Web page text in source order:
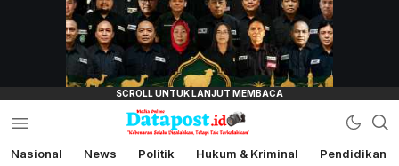
lensamata.id
Datapost.id
Kebenaran Selalu Disalahkan, Tetapi Tak
Nasional News Politik Hukum & Kriminal Pendidikan